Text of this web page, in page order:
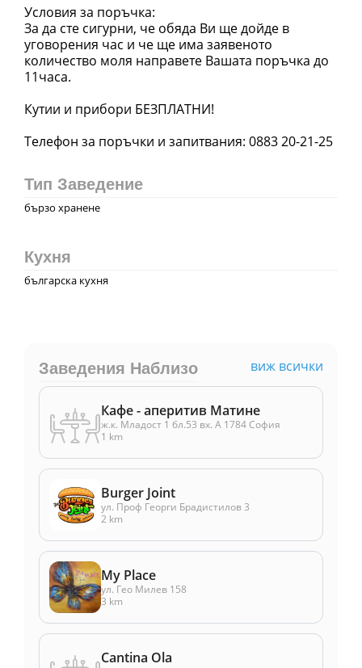
Условия за поръчка:
За да сте сигурни, че обяда Ви ще дойде в
уговорения час и че ще има заявеното
количество моля направете Вашата поръчка до
11часа.
Кутии и прибори БЕЗПЛАТНИ!
Тип Заведение
бързо хранене
Кухня
българска кухня
Заведения Наблизо виж всички
Кафе - аперитив Матине
ж.к. Младост 1 бл.53 вх. А 1784 София
1 km
Burger Joint
ул. Проф Георги Брадистилов 3
2 km
My Place
ул. Гео Милев 158
3 km
Cantina Ola